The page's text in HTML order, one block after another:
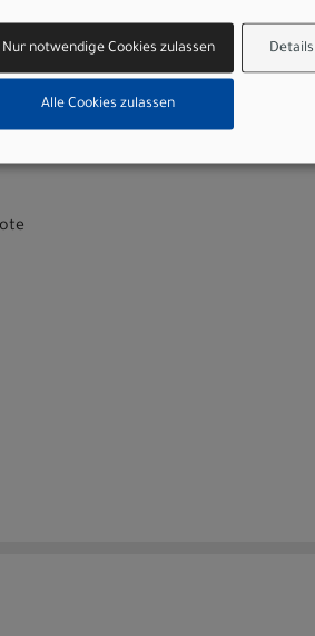
Details
Nur notwendige Cookies zulassen
Alle Cookies zulassen